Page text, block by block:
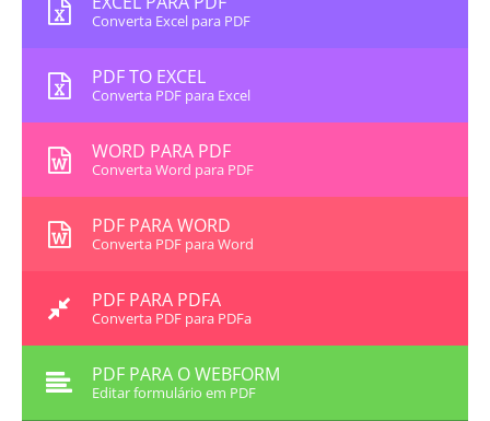
Converta Excel para PDF
PDF TO EXCEL
Converta PDF para Excel
WORD PARA PDF
Converta Word para PDF
PDF PARA WORD
Converta PDF para Word
PDF PARA PDFA
Converta PDF para PDFa
PDF PARA O WEBFORM
Editar formulário em PDF